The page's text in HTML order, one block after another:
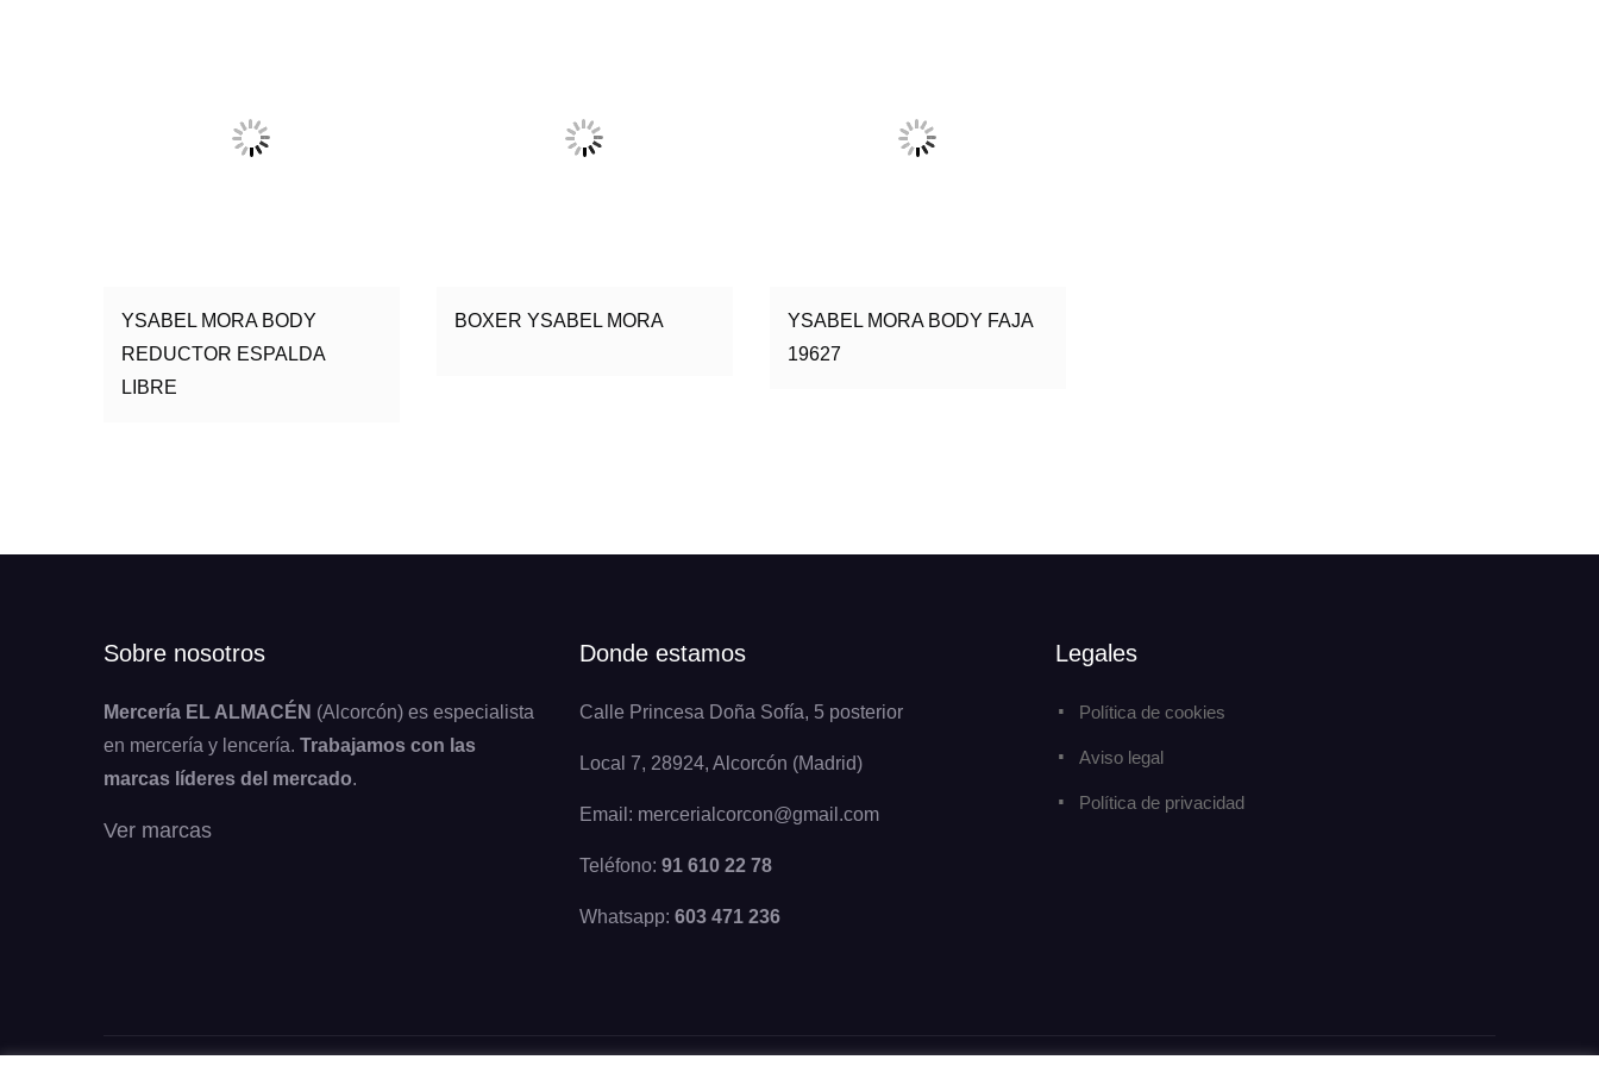
YSABEL MORA BODY
REDUCTOR ESPALDA
LIBRE
BOXER YSABEL MORA
YSABEL MORA BODY FAJA
19627
Sobre nosotros
Mercería EL ALMACÉN (Alcorcón) es especialista
en mercería y lencería. Trabajamos con las
marcas líderes del mercado.
Ver marcas
Donde estamos
Calle Princesa Doña Sofía, 5 posterior
Local 7, 28924, Alcorcón (Madrid)
Email: mercerialcorcon@gmail.com
Teléfono: 91 610 22 78
Whatsapp: 603 471 236
Legales
Política de cookies
Aviso legal
Política de privacidad